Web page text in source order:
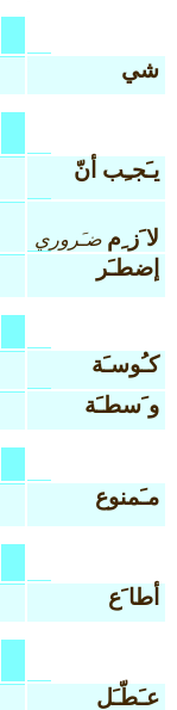
شي
يـَجـِب أنّ
لا َز ِم ضـَروري
إضطـَر
كـُوسـَة
و َسطـَة
مـَمنوع
أطا َع
عـَطّـَل